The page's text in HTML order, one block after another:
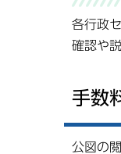
各行政
確認や
手数
公図の